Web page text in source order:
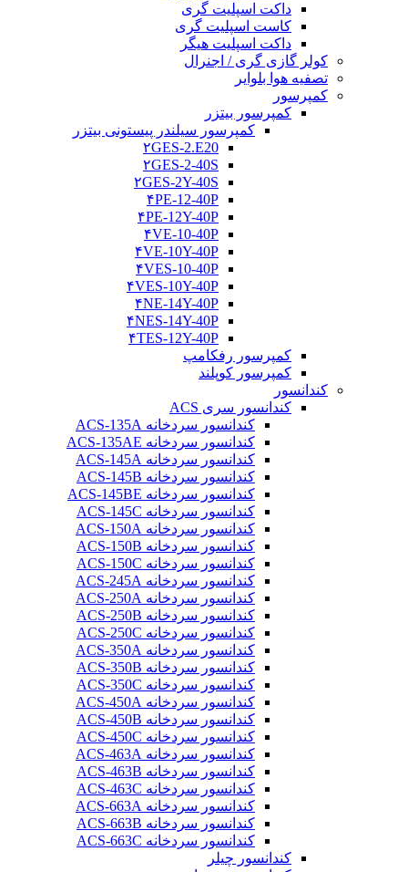
داکت اسپلیت گری
کاست اسپلیت گری
داکت اسپلیت هیگر
کولر گازی گری / اجنرال
تصفیه هوا بلوایر
کمپرسور
کمپرسور بیتزر
کمپرسور سیلندر پیستونی بیتزر
۲GES-2.E20
۲GES-2-40S
۲GES-2Y-40S
۴PE-12-40P
۴PE-12Y-40P
۴VE-10-40P
۴VE-10Y-40P
۴VES-10-40P
۴VES-10Y-40P
۴NE-14Y-40P
۴NES-14Y-40P
۴TES-12Y-40P
کمپرسور رفکامپ
کمپرسور کوپلند
کندانسور
کندانسور سری ACS
کندانسور سردخانه ACS-135A
کندانسور سردخانه ACS-135AE
کندانسور سردخانه ACS-145A
کندانسور سردخانه ACS-145B
کندانسور سردخانه ACS-145BE
کندانسور سردخانه ACS-145C
کندانسور سردخانه ACS-150A
کندانسور سردخانه ACS-150B
کندانسور سردخانه ACS-150C
کندانسور سردخانه ACS-245A
کندانسور سردخانه ACS-250A
کندانسور سردخانه ACS-250B
کندانسور سردخانه ACS-250C
کندانسور سردخانه ACS-350A
کندانسور سردخانه ACS-350B
کندانسور سردخانه ACS-350C
کندانسور سردخانه ACS-450A
کندانسور سردخانه ACS-450B
کندانسور سردخانه ACS-450C
کندانسور سردخانه ACS-463A
کندانسور سردخانه ACS-463B
کندانسور سردخانه ACS-463C
کندانسور سردخانه ACS-663A
کندانسور سردخانه ACS-663B
کندانسور سردخانه ACS-663C
کندانسور چیلر